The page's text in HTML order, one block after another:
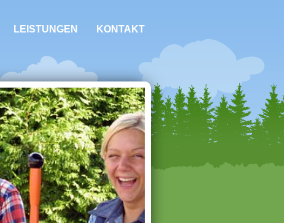
LEISTUNGEN KONTAKT